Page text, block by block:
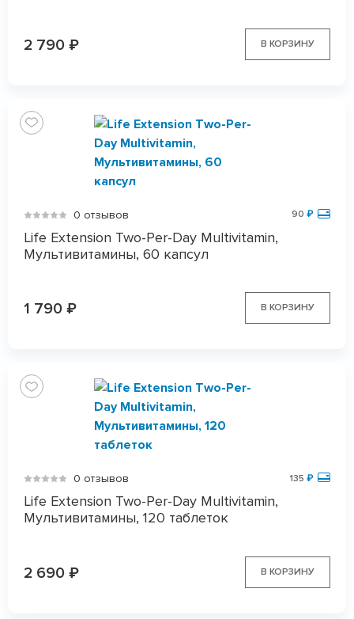
2 790 ₽ В КОРЗИНУ
0 отзывов 90 ₽
Life Extension Two-Per-Day Multivitamin,
Мультивитамины, 60 капсул
1 790 ₽ В КОРЗИНУ
0 отзывов 135 ₽
Life Extension Two-Per-Day Multivitamin,
Мультивитамины, 120 таблеток
2 690 ₽ В КОРЗИНУ